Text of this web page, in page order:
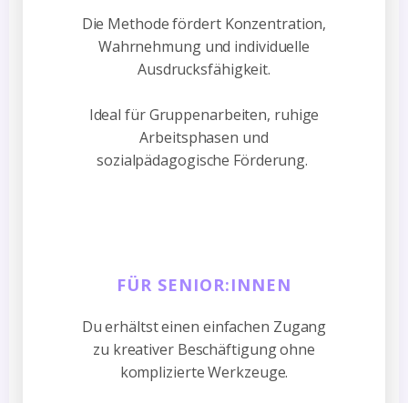
Die Methode fördert Konzentration,
Wahrnehmung und individuelle
Ausdrucksfähigkeit.
Ideal für Gruppenarbeiten, ruhige
Arbeitsphasen und
sozialpädagogische Förderung.
FÜR SENIOR:INNEN
Du erhältst einen einfachen Zugang
zu kreativer Beschäftigung ohne
komplizierte Werkzeuge.